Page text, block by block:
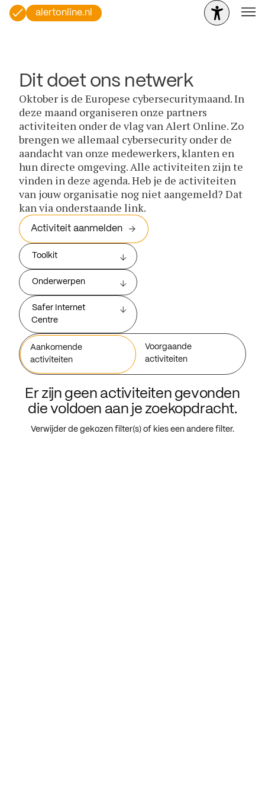
alertonline.nl
Dit doet ons netwerk
Oktober is de Europese cybersecuritymaand. In
deze maand organiseren onze partners
activiteiten onder de vlag van Alert Online. Zo
brengen we allemaal cybersecurity onder de
aandacht van onze medewerkers, klanten en
hun directe omgeving. Alle activiteiten zijn te
vinden in deze agenda. Heb je de activiteiten
van jouw organisatie nog niet aangemeld? Dat
kan via onderstaande link.
Activiteit aanmelden
Toolkit
Onderwerpen
Safer Internet
Centre
Aankomende
activiteiten
Voorgaande
activiteiten
Er zijn geen activiteiten gevonden
die voldoen aan je zoekopdracht.
Verwijder de gekozen filter(s) of kies een andere filter.